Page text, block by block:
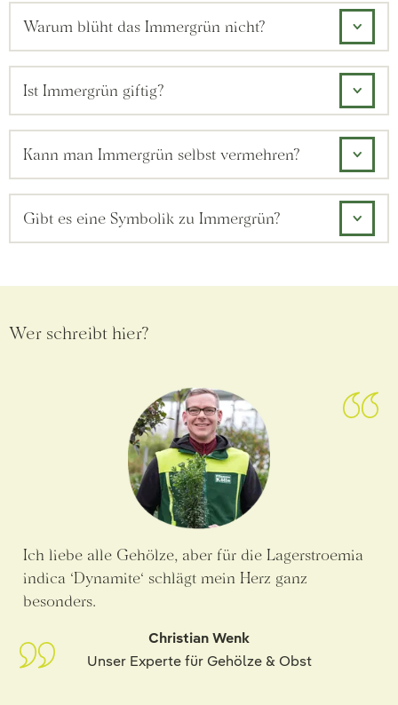
Warum blüht das Immergrün nicht?
Ist Immergrün giftig?
Kann man Immergrün selbst vermehren?
Gibt es eine Symbolik zu Immergrün?
Wer schreibt hier?
Ich liebe alle Gehölze, aber für die Lagerstroemia
indica ‘Dynamite‘ schlägt mein Herz ganz
besonders.
Christian Wenk
Unser Experte für Gehölze & Obst